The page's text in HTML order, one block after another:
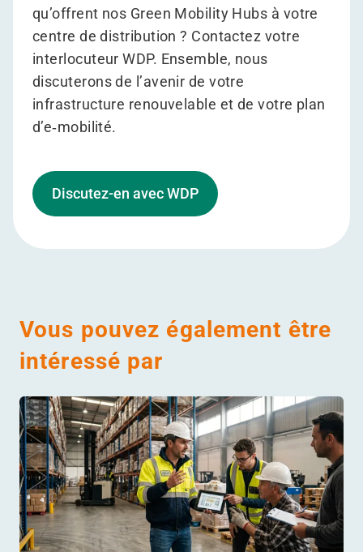
qu’offrent nos Green Mobility Hubs à votre
centre de distribution ? Contactez votre
interlocuteur WDP. Ensemble, nous
discuterons de l’avenir de votre
infrastructure renouvelable et de votre plan
d’e‑mobilité.
Discutez-en avec WDP
Vous pouvez également être
intéressé par